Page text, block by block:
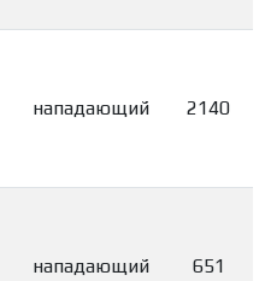
нападающий 2140
нападающий 651